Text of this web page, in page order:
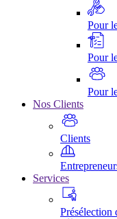
Pour
Pour
Pour
Nos Clients
Clients
Services
Présélection